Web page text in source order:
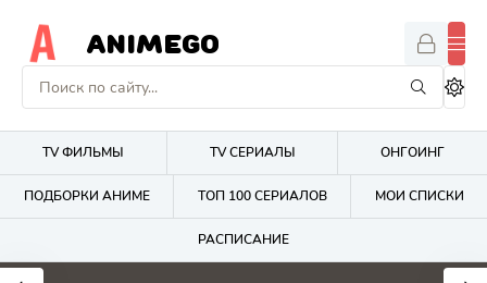
ANIMEGO
TV ФИЛЬМЫ TV СЕРИАЛЫ ОНГОИНГ
ПОДБОРКИ АНИМЕ ТОП 100 СЕРИАЛОВ МОИ СПИСКИ
РАСПИСАНИЕ